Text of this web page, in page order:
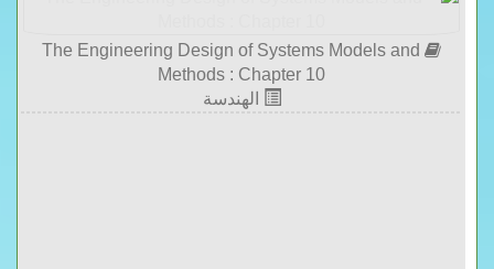
The Engineering Design of Systems Models and
Methods : Chapter 10
الهندسة